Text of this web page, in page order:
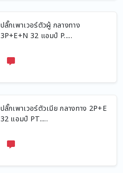
ปลั๊กเพาเวอร์ตัวผู้ กลางทาง
3P+E+N 32 แอมป์ P.....
ปลั๊กเพาเวอร์ตัวเมีย กลางทาง 2P+E
32 แอมป์ PT.....